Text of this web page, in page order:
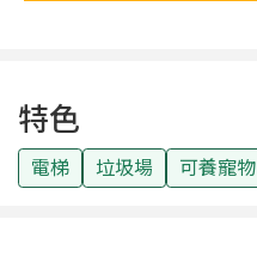
特色
電梯 垃圾場 可養寵物